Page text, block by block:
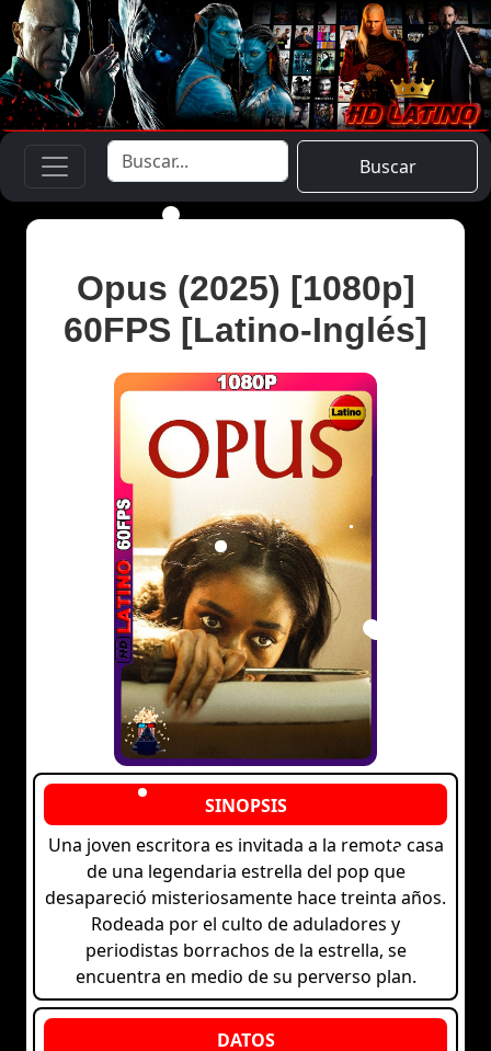
Buscar
Opus (2025) [1080p]
60FPS [Latino-Inglés]
Una joven escritora es invitada a la remota casa
de una legendaria estrella del pop que
desapareció misteriosamente hace treinta años.
Rodeada por el culto de aduladores y
periodistas borrachos de la estrella, se
encuentra en medio de su perverso plan.